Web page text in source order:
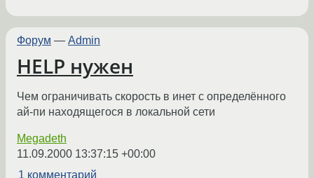
Форум — Admin
HELP нужен
Чем ограничивать скорость в инет с определённого
ай-пи находящегося в локальной сети
Megadeth
11.09.2000 13:37:15 +00:00
1 комментарий